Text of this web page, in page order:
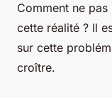
Comment ne pas
cette réalité ? Il
sur cette
croître.